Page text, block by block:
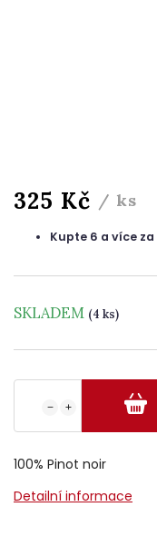
325 Kč / ks
Kupte 6 a více za
SKLADEM (4 ks)
+
−
100% Pinot noir
Detailní informace